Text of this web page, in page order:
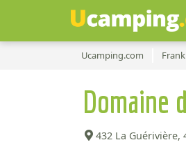
Ucamping.com
Domaine
432 La Guérivière,